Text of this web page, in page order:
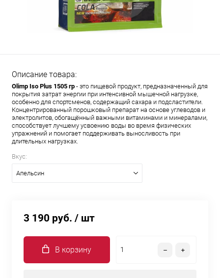
Описание товара:
Olimp Iso Plus 1505 гр - это пищевой продукт, предназначенный для
покрытия затрат энергии при интенсивной мышечной нагрузке,
особенно для спортсменов, содержащий сахара и подсластители.
Концентрированный порошковый препарат на основе углеводов и
электролитов, обогащённый важными витаминами и минералами,
способствует лучшему усвоению воды во время физических
упражнений и помогает поддерживать выносливость при
длительных нагрузках.
Вкус:
Апельсин
3 190 руб. / шт
В корзину